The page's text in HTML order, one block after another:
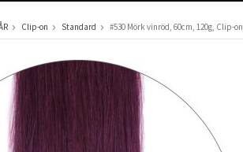
Clip-on Standard #530 Mörk vinröd, 60cm, 120g, Clip-on